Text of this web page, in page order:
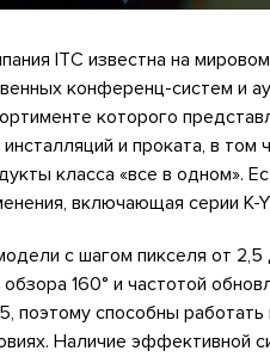
ITC известна на
конференц-систем и
которого
и проката, в
класса «все в одном».
включающая серии K-
с шагом пикселя от
обзора 160° и частотой
поэтому способны
Наличие эффективной